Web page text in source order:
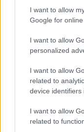
I want to allow
Google for
I want to allow
personalized
I want to allow
related to
device identifiers
I want to allow
related to
A dalaitok első
szövegeitek
állnak a zenével,